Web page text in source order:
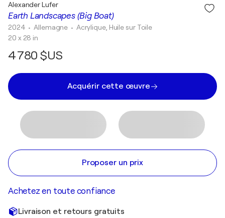
Earth Landscapes (Big Boat)
Alexander Lufer
2024 • Allemagne • Acrylique, Huile sur Toile
20 x 28 in
4 780 $US
Acquérir cette œuvre
Proposer un prix
Achetez en toute confiance
Livraison et retours gratuits